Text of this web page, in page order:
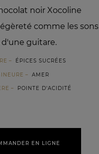
noir Xocoline
comme les sons
guitare.
ÉPICES SUCRÉES
AMER
POINTE D'ACIDITÉ
EN LIGNE